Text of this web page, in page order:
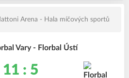
Arena - Hala míčových sportů
Vary - Florbal Ústí
11 : 5